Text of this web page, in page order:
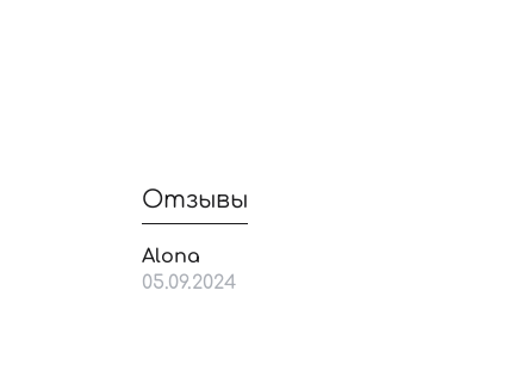
Отзывы
Alona
05.09.2024